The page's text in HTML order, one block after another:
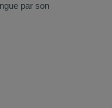
par son